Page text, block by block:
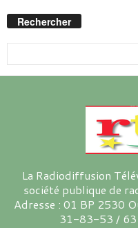
Rechercher
La Radiodiffusion
société publique de
Adresse : 01 BP 2530
31-83-53 /